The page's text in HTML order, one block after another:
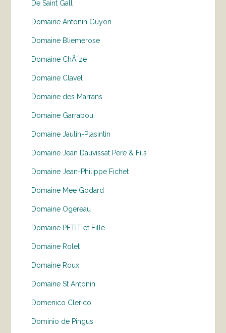
De Saint Gall
Domaine Antonin Guyon
Domaine Bliemerose
Domaine ChÃ¨ze
Domaine Clavel
Domaine des Marrans
Domaine Garrabou
Domaine Jaulin-Plasintin
Domaine Jean Dauvissat Pere & Fils
Domaine Jean-Philippe Fichet
Domaine Mee Godard
Domaine Ogereau
Domaine PETIT et Fille
Domaine Rolet
Domaine Roux
Domaine St Antonin
Domenico Clerico
Dominio de Pingus